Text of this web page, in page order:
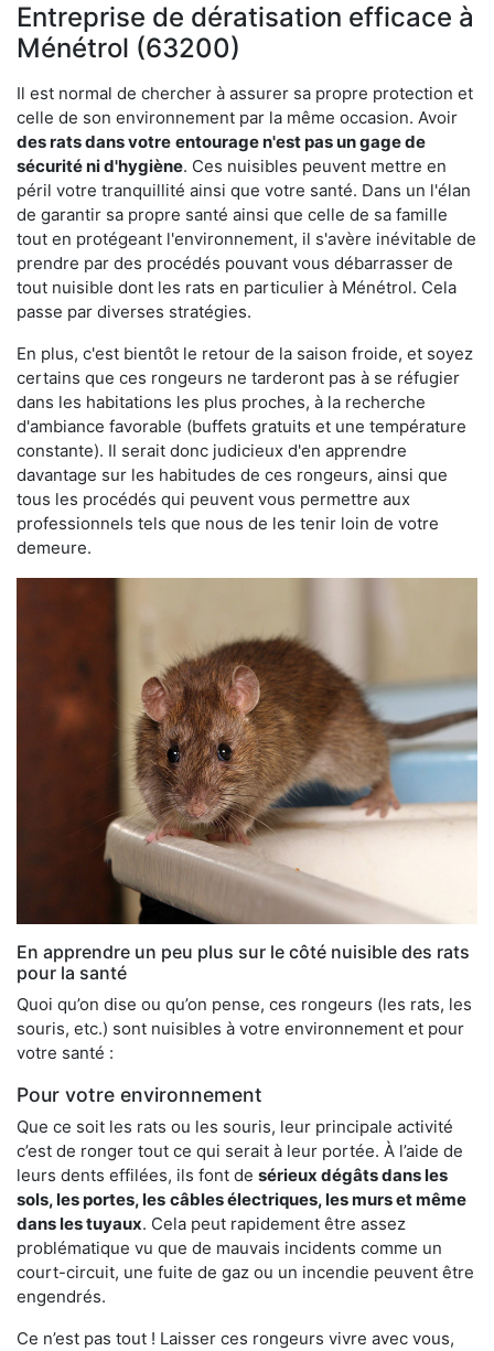
Entreprise de dératisation efficace à
Ménétrol (63200)
Il est normal de chercher à assurer sa propre protection et
celle de son environnement par la même occasion. Avoir
des rats dans votre entourage n'est pas un gage de
sécurité ni d'hygiène. Ces nuisibles peuvent mettre en
péril votre tranquillité ainsi que votre santé. Dans un l'élan
de garantir sa propre santé ainsi que celle de sa famille
tout en protégeant l'environnement, il s'avère inévitable de
prendre par des procédés pouvant vous débarrasser de
tout nuisible dont les rats en particulier à Ménétrol. Cela
passe par diverses stratégies.
En plus, c'est bientôt le retour de la saison froide, et soyez
certains que ces rongeurs ne tarderont pas à se réfugier
dans les habitations les plus proches, à la recherche
d'ambiance favorable (buffets gratuits et une température
constante). Il serait donc judicieux d'en apprendre
davantage sur les habitudes de ces rongeurs, ainsi que
tous les procédés qui peuvent vous permettre aux
professionnels tels que nous de les tenir loin de votre
demeure.
En apprendre un peu plus sur le côté nuisible des rats
pour la santé
Quoi qu’on dise ou qu’on pense, ces rongeurs (les rats, les
souris, etc.) sont nuisibles à votre environnement et pour
votre santé :
Pour votre environnement
Que ce soit les rats ou les souris, leur principale activité
c’est de ronger tout ce qui serait à leur portée. À l’aide de
leurs dents effilées, ils font de sérieux dégâts dans les
sols, les portes, les câbles électriques, les murs et même
dans les tuyaux. Cela peut rapidement être assez
problématique vu que de mauvais incidents comme un
court-circuit, une fuite de gaz ou un incendie peuvent être
engendrés.
Ce n’est pas tout ! Laisser ces rongeurs vivre avec vous,